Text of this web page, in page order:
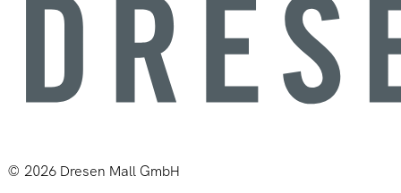
© 2026 Dresen Mall GmbH